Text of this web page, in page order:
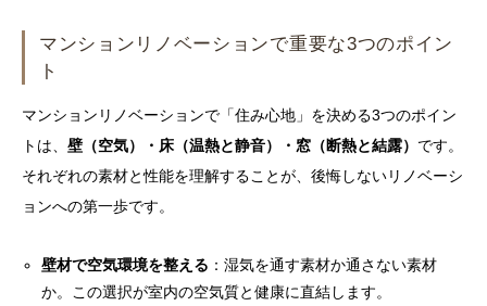
マンションリノベーションで重要な3つのポイン
ト
マンションリノベーションで「住み心地」を決める3つのポイン
トは、 壁（空気）・床（温熱と静音）・窓（断熱と結露） です。
それぞれの素材と性能を理解することが、後悔しないリノベーシ
ョンへの第一歩です。
壁材で空気環境を整える ：湿気を通す素材か通さない素材
か。この選択が室内の空気質と健康に直結します。